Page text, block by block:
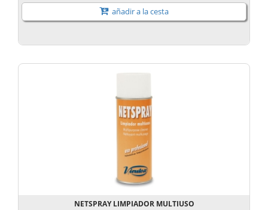
añadir a la cesta
NETSPRAY LIMPIADOR MULTIUSO